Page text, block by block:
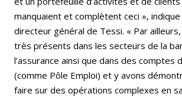
manquaient et complètent ceci », indique
directeur général de Tessi. « Par
très présents dans les secteurs de la
l’assurance ainsi que dans des comptes
(comme Pôle Emploi) et y avons
faire sur des opérations complexes en